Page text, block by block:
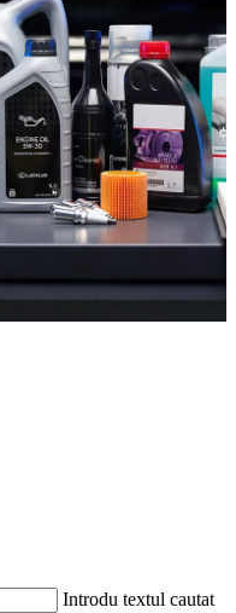
Introdu textul cautat